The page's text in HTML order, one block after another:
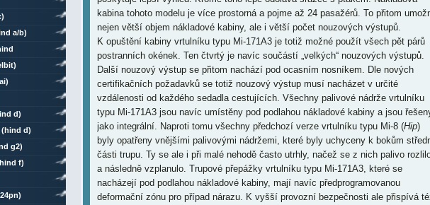
kabina tohoto modelu je více prostorná a pojme až 24 pasažérů. To přitom
nejen větší objem nákladové kabiny, ale i větší počet nouzových výstupů.
K opuštění kabiny vrtulníku typu Mi-171A3 je totiž možné použít všech pět párů
postranních okének. Ten čtvrtý je navíc součástí „velkých“ nouzových výstupů.
Další nouzový výstup se přitom nachází pod ocasním nosníkem. Dle nových
certifikačních požadavků se totiž nouzový výstup musí nacházet v určité
vzdálenosti od každého sedadla cestujících. Všechny palivové nádrže vrtulníku
typu Mi-171A3 jsou navíc umístěny pod podlahou nákladové kabiny a jsou
jako integrální. Naproti tomu všechny předchozí verze vrtulníku typu Mi-8 (Hip)
byly opatřeny vnějšími palivovými nádržemi, které byly uchyceny k bokům
části trupu. Ty se ale i při malé nehodě často utrhly, načež se z nich palivo
a následně vzplanulo. Trupové přepážky vrtulníku typu Mi-171A3, které se
nacházejí pod podlahou nákladové kabiny, mají navíc předprogramovanou
deformační zónu pro případ nárazu. K vyšší provozní bezpečnosti ale přispívá
a/b)
d)
(hind d)
g2)
f)